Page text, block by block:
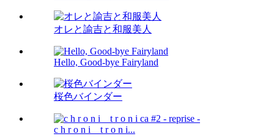
オレと諭吉と和服美人
Hello, Good-bye Fairyland
桜色バインダー
c h r o n i _ t r o n i...